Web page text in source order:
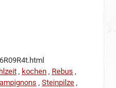
, kochen , Rebus ,
, Steinpilze ,